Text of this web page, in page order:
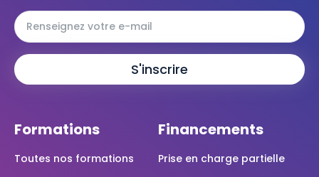
Formations
Toutes nos formations
Financements
Prise en charge partielle